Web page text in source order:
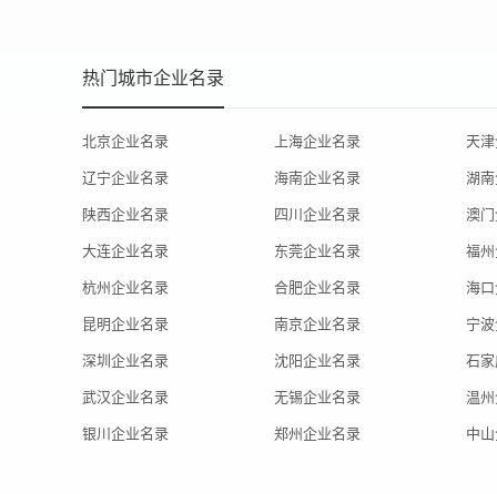
热门城市企业名录
北京企业名录 上海企业名录 天
辽宁企业名录 海南企业名录 湖
陕西企业名录 四川企业名录 澳
大连企业名录 东莞企业名录 福
杭州企业名录 合肥企业名录 海
昆明企业名录 南京企业名录 宁
深圳企业名录 沈阳企业名录 石
武汉企业名录 无锡企业名录 温
银川企业名录 郑州企业名录 中